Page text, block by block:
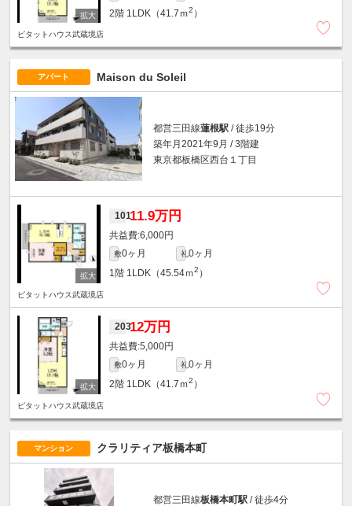
2階 1LDK（41.7ｍ2 ）
ピタットハウス武蔵境店
アパート Maison du Soleil
都営三田線蓮根駅 / 徒歩19分
築年月2021年9月 / 3階建
東京都板橋区西台１丁目
10111.9万円
6,000円
敷0ヶ月 礼0ヶ月
1階 1LDK（45.54ｍ2 ）
ピタットハウス武蔵境店
20312万円
5,000円
敷0ヶ月 礼0ヶ月
2階 1LDK（41.7ｍ2 ）
ピタットハウス武蔵境店
マンション クラリティア板橋本町
都営三田線板橋本町駅 / 徒歩4分